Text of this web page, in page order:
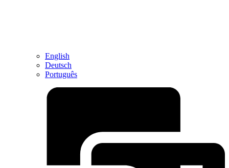
English
Deutsch
Português